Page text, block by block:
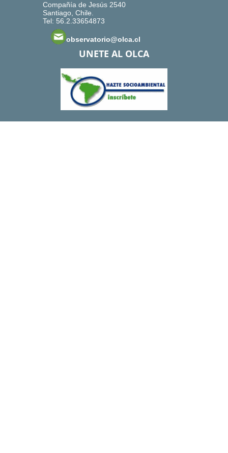
Compañía de Jesús 2540
Santiago, Chile.
Tel: 56.2.33654873
observatorio@olca.cl
UNETE AL OLCA